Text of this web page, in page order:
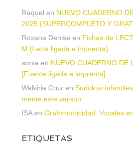
Raquel en NUEVO CUADERNO
2025 (SUPERCOMPLETO Y
Roxana Denise en Fichas de
M (Letra ligada e imprenta)
soniaen NUEVO CUADERNO DE
[Fuente ligada e imprenta]
Walkiria Cruzen Sudokus
mente este verano
ISAen Grafomotricidad. Vocales
ETIQUETAS